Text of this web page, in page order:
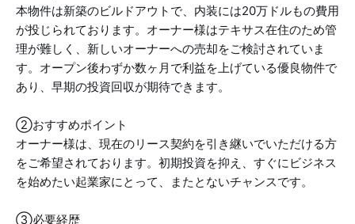
本物件は新築のビルドアウトで、内装には20万ドルもの費用
が投じられております。オーナー様はテキサス在住のため管
理が難しく、新しいオーナーへの売却をご検討されていま
す。オープン後わずか数ヶ月で利益を上げている優良物件で
あり、早期の投資回収が期待できます。
②おすすめポイント
オーナー様は、現在のリース契約を引き継いでいただける方
をご希望されております。初期投資を抑え、すぐにビジネス
を始めたい起業家にとって、またとないチャンスです。
③必要経歴